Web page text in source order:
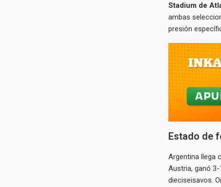
Stadium de
ambas
presión
Estado de
Argentina llega
Austria, ganó
dieciseisavos.